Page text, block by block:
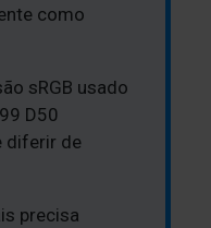
como
sRGB usado
D50
diferir de
precisa